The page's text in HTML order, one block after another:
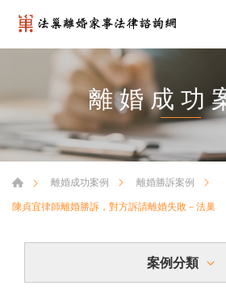
離婚成功
離婚成功案例
離婚勝訴案例
陳貞宜律師離婚勝訴，對方訴請離婚失敗－法巢
案例分類